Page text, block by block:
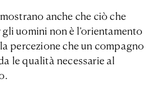
anche che ciò che
uomini non è l’orientamento
percezione che un compagno
le qualità necessarie al